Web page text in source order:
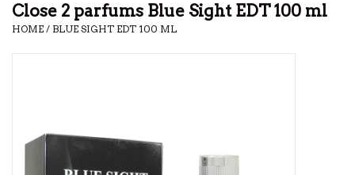
Close 2 parfums Blue Sight EDT 100 ml
HOME / BLUE SIGHT EDT 100 ML